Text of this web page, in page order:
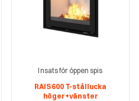
Insats för öppen spis
RAIS 600 T-stållucka
höger+vänster